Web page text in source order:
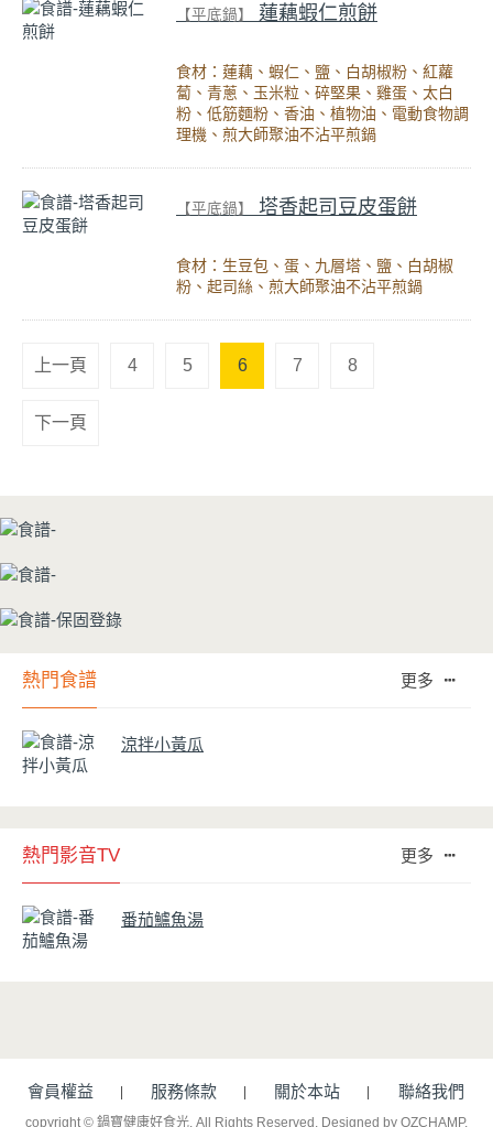
【平底鍋】 蓮藕蝦仁煎餅
食材：蓮藕、蝦仁、鹽、白胡椒粉、紅蘿
蔔、青蔥、玉米粒、碎堅果、雞蛋、太白
粉、低筋麵粉、香油、植物油、電動食物調
理機、煎大師聚油不沾平煎鍋
【平底鍋】 塔香起司豆皮蛋餅
食材：生豆包、蛋、九層塔、鹽、白胡椒
粉、起司絲、煎大師聚油不沾平煎鍋
上一頁 4 5 6 7 8
下一頁
熱門食譜 更多
涼拌小黃瓜
熱門影音TV 更多
番茄鱸魚湯
會員權益 服務條款 關於本站 聯絡我們
copyright © 鍋寶健康好食光. All Rights Reserved. Designed by OZCHAMP.